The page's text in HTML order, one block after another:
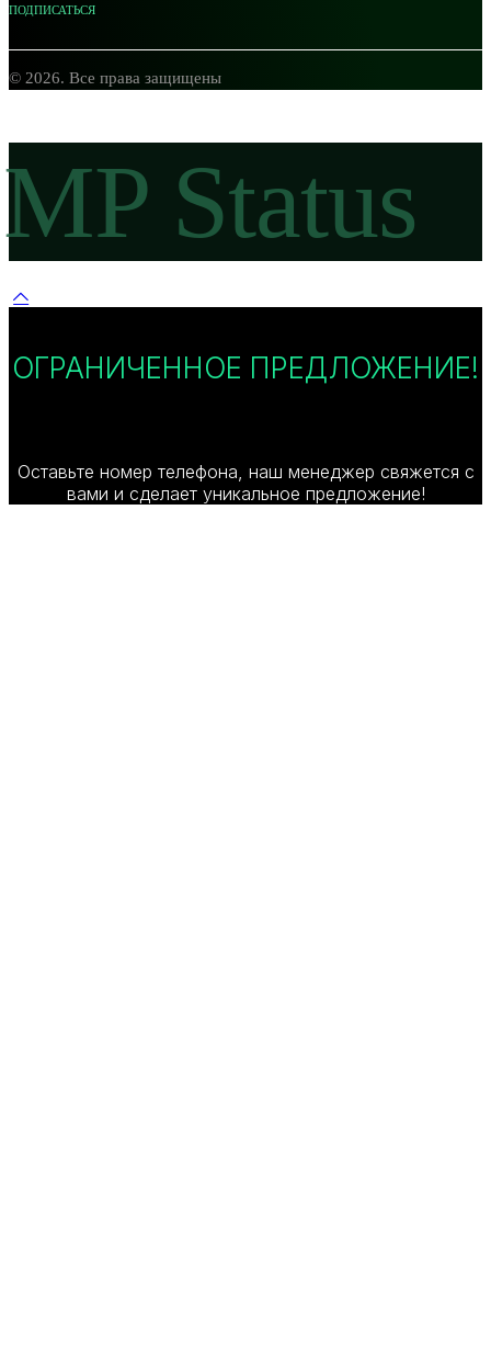
ПОДПИСАТЬСЯ
© 2026. Все права защищены
MP Status
ОГРАНИЧЕННОЕ ПРЕДЛОЖЕНИЕ!
Оставьте номер телефона, наш менеджер свяжется с
вами и сделает уникальное предложение!